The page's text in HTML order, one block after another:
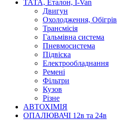
ТАТА, Еталон, I-Van
Двигун
Охолодження, Обігрів
Трансмісія
Гальмівна система
Пневмосистема
Підвіска
Електрообладнання
Ремені
Фільтри
Кузов
Різне
АВТОХІМІЯ
ОПАЛЮВАЧІ 12в та 24в